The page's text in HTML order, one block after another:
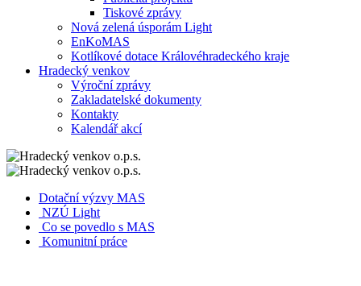
Tiskové zprávy
Nová zelená úsporám Light
EnKoMAS
Kotlíkové dotace Královéhradeckého kraje
Hradecký venkov
Výroční zprávy
Zakladatelské dokumenty
Kontakty
Kalendář akcí
Dotační výzvy MAS
NZÚ Light
Co se povedlo s MAS
Komunitní práce